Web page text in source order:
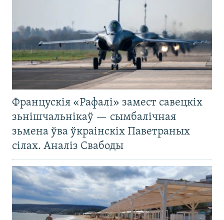
Францускія «Рафалі» замест савецкіх
зьнішчальнікаў — сымбалічная
зьмена ўва ўкраінскіх Паветраных
сілах. Аналіз Свабоды